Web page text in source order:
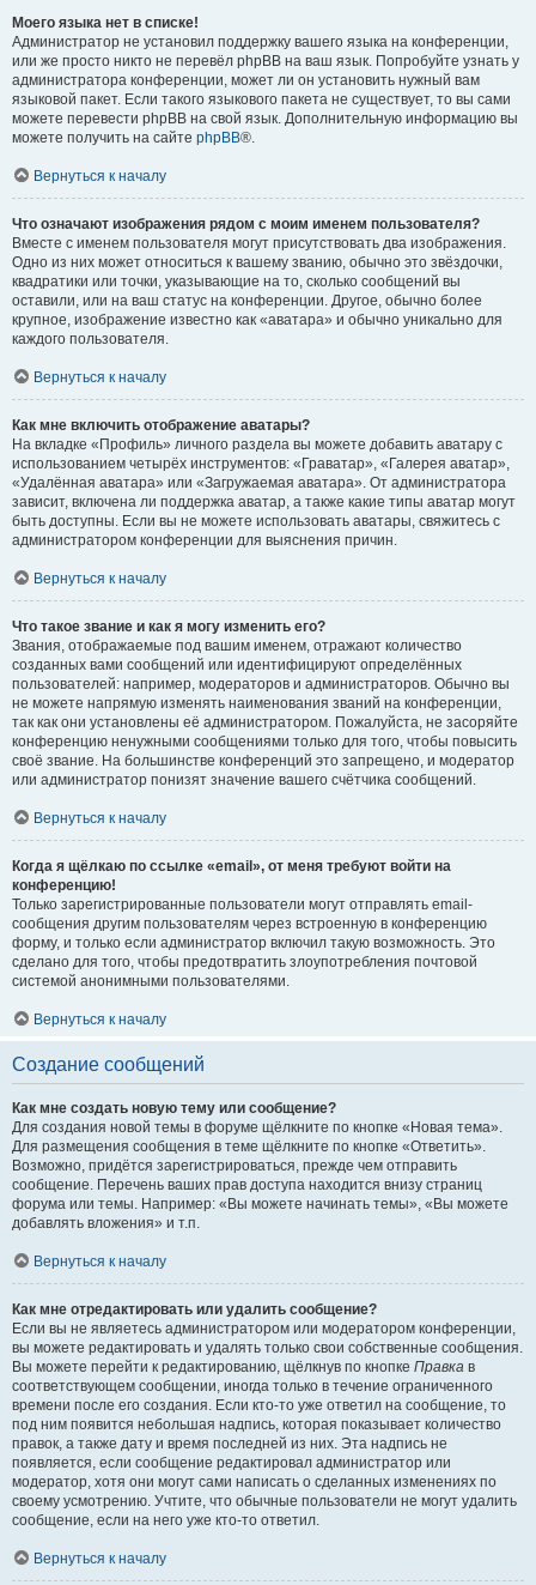
Моего языка нет в списке!
Администратор не установил поддержку вашего языка на конференции,
или же просто никто не перевёл phpBB на ваш язык. Попробуйте узнать у
администратора конференции, может ли он установить нужный вам
языковой пакет. Если такого языкового пакета не существует, то вы сами
можете перевести phpBB на свой язык. Дополнительную информацию вы
можете получить на сайте phpBB®.
Вернуться к началу
Что означают изображения рядом с моим именем пользователя?
Вместе с именем пользователя могут присутствовать два изображения.
Одно из них может относиться к вашему званию, обычно это звёздочки,
квадратики или точки, указывающие на то, сколько сообщений вы
оставили, или на ваш статус на конференции. Другое, обычно более
крупное, изображение известно как «аватара» и обычно уникально для
каждого пользователя.
Вернуться к началу
Как мне включить отображение аватары?
На вкладке «Профиль» личного раздела вы можете добавить аватару с
использованием четырёх инструментов: «Граватар», «Галерея аватар»,
«Удалённая аватара» или «Загружаемая аватара». От администратора
зависит, включена ли поддержка аватар, а также какие типы аватар могут
быть доступны. Если вы не можете использовать аватары, свяжитесь с
администратором конференции для выяснения причин.
Вернуться к началу
Что такое звание и как я могу изменить его?
Звания, отображаемые под вашим именем, отражают количество
созданных вами сообщений или идентифицируют определённых
пользователей: например, модераторов и администраторов. Обычно вы
не можете напрямую изменять наименования званий на конференции,
так как они установлены её администратором. Пожалуйста, не засоряйте
конференцию ненужными сообщениями только для того, чтобы повысить
своё звание. На большинстве конференций это запрещено, и модератор
или администратор понизят значение вашего счётчика сообщений.
Вернуться к началу
Когда я щёлкаю по ссылке «email», от меня требуют войти на
конференцию!
Только зарегистрированные пользователи могут отправлять email-
сообщения другим пользователям через встроенную в конференцию
форму, и только если администратор включил такую возможность. Это
сделано для того, чтобы предотвратить злоупотребления почтовой
системой анонимными пользователями.
Вернуться к началу
Создание сообщений
Как мне создать новую тему или сообщение?
Для создания новой темы в форуме щёлкните по кнопке «Новая тема».
Для размещения сообщения в теме щёлкните по кнопке «Ответить».
Возможно, придётся зарегистрироваться, прежде чем отправить
сообщение. Перечень ваших прав доступа находится внизу страниц
форума или темы. Например: «Вы можете начинать темы», «Вы можете
добавлять вложения» и т.п.
Вернуться к началу
Как мне отредактировать или удалить сообщение?
Если вы не являетесь администратором или модератором конференции,
вы можете редактировать и удалять только свои собственные сообщения.
Вы можете перейти к редактированию, щёлкнув по кнопке Правка в
соответствующем сообщении, иногда только в течение ограниченного
времени после его создания. Если кто-то уже ответил на сообщение, то
под ним появится небольшая надпись, которая показывает количество
правок, а также дату и время последней из них. Эта надпись не
появляется, если сообщение редактировал администратор или
модератор, хотя они могут сами написать о сделанных изменениях по
своему усмотрению. Учтите, что обычные пользователи не могут удалить
сообщение, если на него уже кто-то ответил.
Вернуться к началу